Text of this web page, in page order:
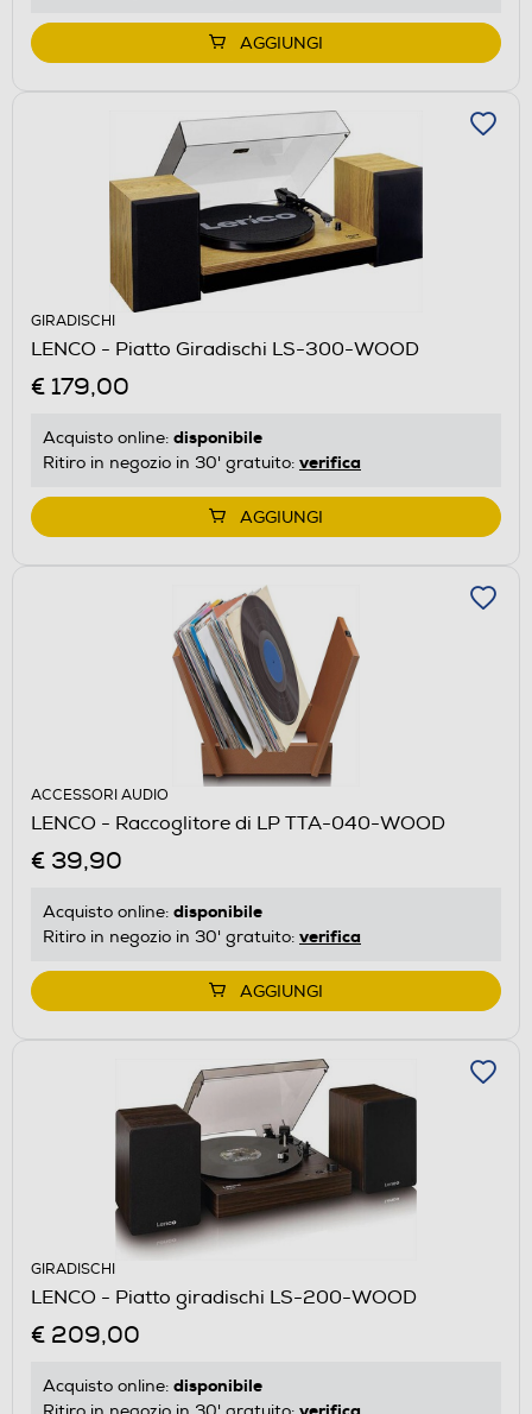
AGGIUNGI
GIRADISCHI
LENCO - Piatto Giradischi LS-300-WOOD
€ 179,00
Acquisto online: disponibile
Ritiro in negozio in 30' gratuito: verifica
AGGIUNGI
ACCESSORI AUDIO
LENCO - Raccoglitore di LP TTA-040-WOOD
€ 39,90
Acquisto online: disponibile
Ritiro in negozio in 30' gratuito: verifica
AGGIUNGI
GIRADISCHI
LENCO - Piatto giradischi LS-200-WOOD
€ 209,00
Acquisto online: disponibile